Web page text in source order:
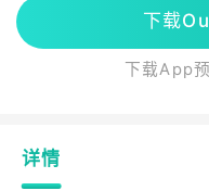
下载
下载App
详情